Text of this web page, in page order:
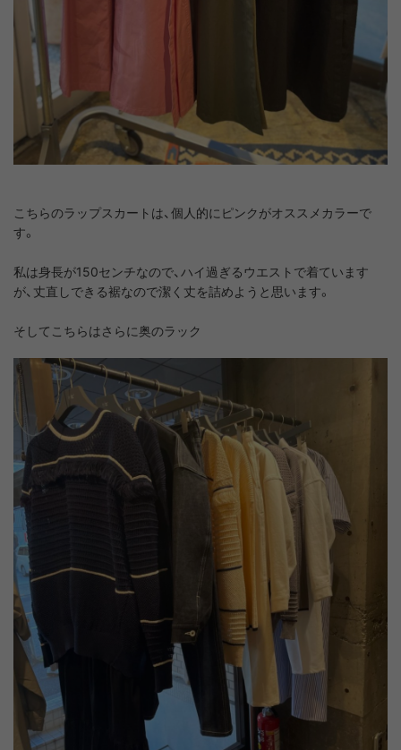
こちらのラップスカートは、個人的にピンクがオススメカラーで
す。
私は身長が150センチなので、ハイ過ぎるウエストで着ています
が、丈直しできる裾なので潔く丈を詰めようと思います。
そしてこちらはさらに奥のラック